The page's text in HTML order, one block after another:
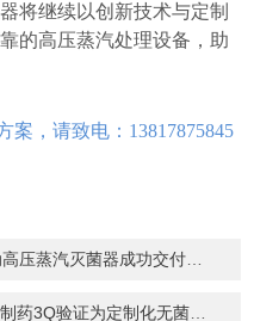
将继续以创新技术与定制
的高压蒸汽处理设备，助
，请致电：13817875845
器成功交付生命科学领域知名企业
验证为定制化无菌生产护航